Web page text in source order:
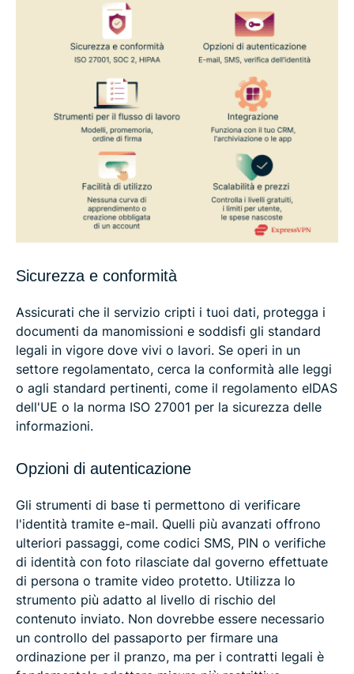
Sicurezza e conformità
Assicurati che il servizio cripti i tuoi dati, protegga i
documenti da manomissioni e soddisfi gli standard
legali in vigore dove vivi o lavori. Se operi in un
settore regolamentato, cerca la conformità alle leggi
o agli standard pertinenti, come il regolamento eIDAS
dell'UE o la norma ISO 27001 per la sicurezza delle
informazioni.
Opzioni di autenticazione
Gli strumenti di base ti permettono di verificare
l'identità tramite e-mail. Quelli più avanzati offrono
ulteriori passaggi, come codici SMS, PIN o verifiche
di identità con foto rilasciate dal governo effettuate
di persona o tramite video protetto. Utilizza lo
strumento più adatto al livello di rischio del
contenuto inviato. Non dovrebbe essere necessario
un controllo del passaporto per firmare una
ordinazione per il pranzo, ma per i contratti legali è